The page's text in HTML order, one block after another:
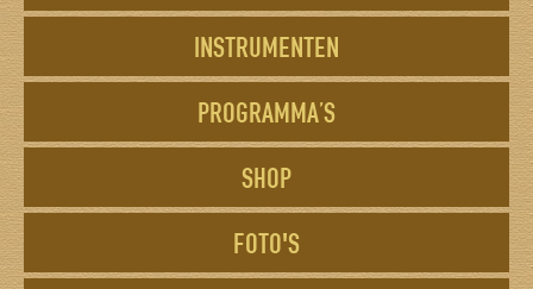
INSTRUMENTEN
PROGRAMMA’S
SHOP
FOTO'S